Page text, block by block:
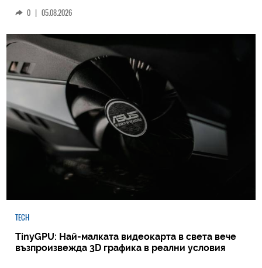
0 | 05.08.2026
TECH
TinyGPU: Най-малката видеокарта в света вече
възпроизвежда 3D графика в реални условия